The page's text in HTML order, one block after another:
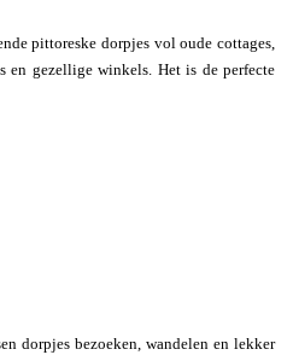
pittoreske dorpjes vol oude cottages,
en gezellige winkels. Het is de perfecte
dorpjes bezoeken, wandelen en lekker